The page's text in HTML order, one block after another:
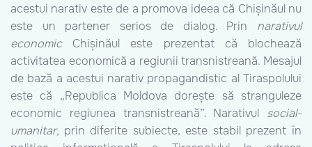
acestui narativ este de a promova ideea că Chișinăul nu
este un partener serios de dialog. Prin narativul
economic Chișinăul este prezentat că blochează
activitatea economică a regiunii transnistreană. Mesajul
de bază a acestui narativ propagandistic al Tiraspolului
este că „Republica Moldova dorește să stranguleze
economic regiunea transnistreană”. Narativul social-
umanitar, prin diferite subiecte, este stabil prezent în